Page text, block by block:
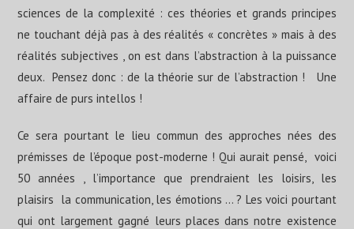
sciences de la complexité : ces théories et grands principes
ne touchant déjà pas à des réalités « concrètes » mais à des
réalités subjectives , on est dans l’abstraction à la puissance
deux. Pensez donc : de la théorie sur de l’abstraction ! Une
affaire de purs intellos !
Ce sera pourtant le lieu commun des approches nées des
prémisses de l’époque post-moderne ! Qui aurait pensé, voici
50 années , l’importance que prendraient les loisirs, les
plaisirs la communication, les émotions … ? Les voici pourtant
qui ont largement gagné leurs places dans notre existence